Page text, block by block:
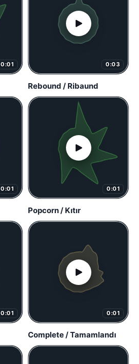
0:01 0:03
Rebound / Ribaund
0:01 0:01
Popcorn / Kıtır
0:01 0:01
Complete / Tamamlandı